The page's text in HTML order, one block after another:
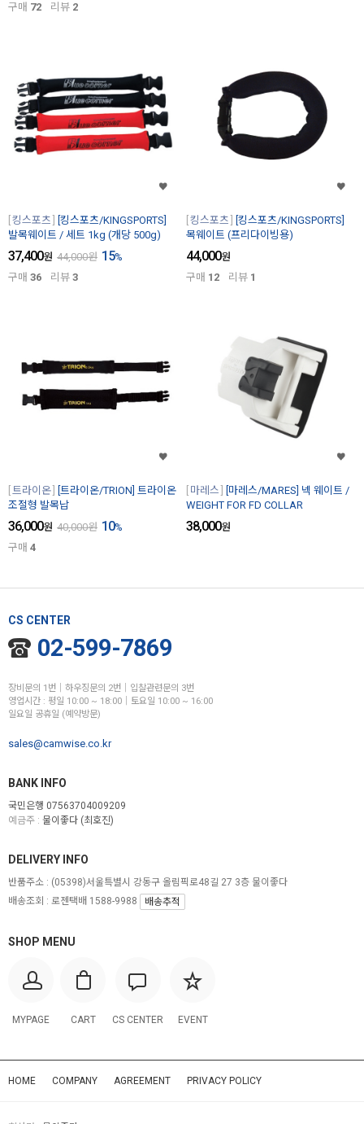
구매 72 리뷰 2
킹스포츠
[킹스포츠/KINGSPORTS]
발목웨이트 / 세트 1kg (개당 500g)
37,400원 44,000원 15%
구매 36 리뷰 3
킹스포츠
[킹스포츠/KINGSPORTS]
목웨이트 (프리다이빙용)
44,000원
구매 12 리뷰 1
트라이온
[트라이온/TRION] 트라이온
조절형 발목납
36,000원 40,000원 10%
구매 4
마레스
[마레스/MARES] 넥 웨이트 /
WEIGHT FOR FD COLLAR
38,000원
CS CENTER
02-599-7869
장비문의 1번│하우징문의 2번│입찰관련문의 3번
영업시간 : 평일 10:00 ~ 18:00│토요일 10:00 ~ 16:00
일요일 공휴일 (예약방문)
sales@camwise.co.kr
BANK INFO
국민은행 07563704009209
예금주 : 물이좋다 (최호진)
SHOP MENU
MYPAGE CART CS CENTER EVENT
DELIVERY INFO
반품주소 : (05398)서울특별시 강동구 올림픽로48길 27 3층 물이좋다
배송조회 : 로젠택배 1588-9988
배송추적
HOME COMPANY AGREEMENT PRIVACY POLICY